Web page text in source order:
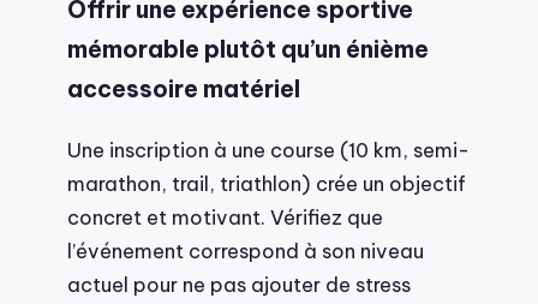
Offrir une expérience sportive
mémorable plutôt qu’un énième
accessoire matériel
Une inscription à une course (10 km, semi-
marathon, trail, triathlon) crée un objectif
concret et motivant. Vérifiez que
l’événement correspond à son niveau
actuel pour ne pas ajouter de stress